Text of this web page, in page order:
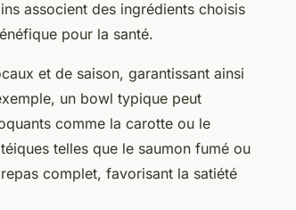
associent des ingrédients choisis
pour la santé.
et de saison, garantissant ainsi
un bowl typique peut
comme la carotte ou le
telles que le saumon fumé ou
complet, favorisant la satiété